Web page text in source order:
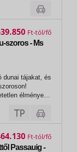
Kréta...
szoros - Ms
dunai tájakat, és
élmények
kényelmesen
üdvözlő
Ft
Passauig -
Ft